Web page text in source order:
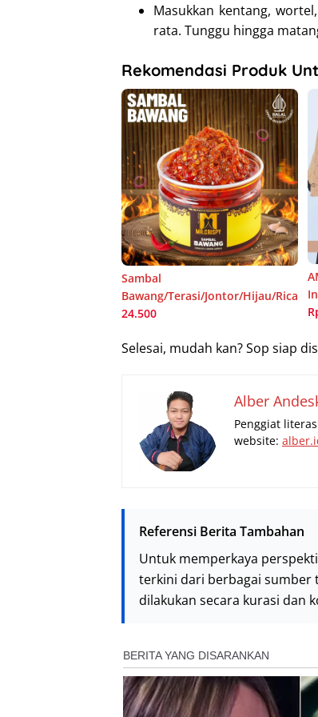
Masukkan kentang,
rata. Tunggu hingga
Rekomendasi Produk
Sambal
Bawang/Terasi/Jontor/Hijau/Rica
24.500
Selesai, mudah kan? Sop siap
Alber
Penggiat
website:
Referensi Berita Tambahan
Untuk memperkaya
terkini dari berbagai sumber
dilakukan secara kurasi dan